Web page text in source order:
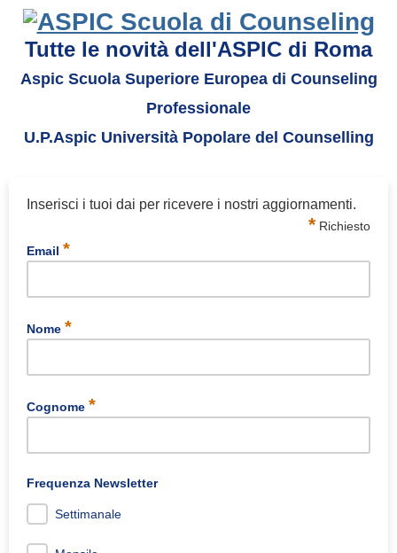
Tutte le novità dell'ASPIC di Roma
Aspic Scuola Superiore Europea di Counseling
Professionale
U.P.Aspic Università Popolare del Counselling
Inserisci i tuoi dai per ricevere i nostri aggiornamenti.
* Richiesto
Email *
Nome *
Cognome *
Frequenza Newsletter
Settimanale